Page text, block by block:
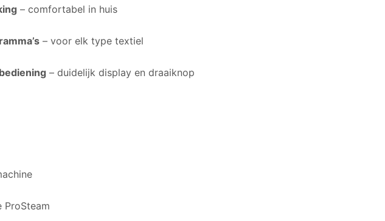
– comfortabel in huis
– voor elk type textiel
– duidelijk display en draaiknop
ProSteam